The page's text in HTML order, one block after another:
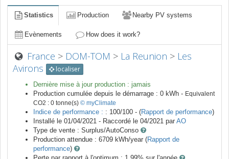
Statistics Production Nearby PV systems
Evènements How does it work?
France > DOM-TOM > La Reunion > Les
Avirons
localiser
Dernière mise à jour production : jamais
Production cumulée depuis le démarrage : 0 kWh - Equivalent
CO2 : 0 tonne(s) © myClimate
Indice de performance : : 100/100 - (Rapport de performance)
Installé le 01/04/2021 - Raccordé le 04/2021 par AO
Type de vente : Surplus/AutoConso
Production attendue : 6709 kWh/year (Rapport de
performance)